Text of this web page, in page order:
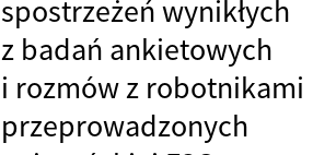
spostrzeżeń wynikłych
z badań ankietowych
i rozmów z robotnikami
przeprowadzonych